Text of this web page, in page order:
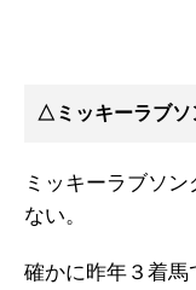
△ミッキーラブソ
ミッキーラブソ
ない。
確かに昨年３着馬